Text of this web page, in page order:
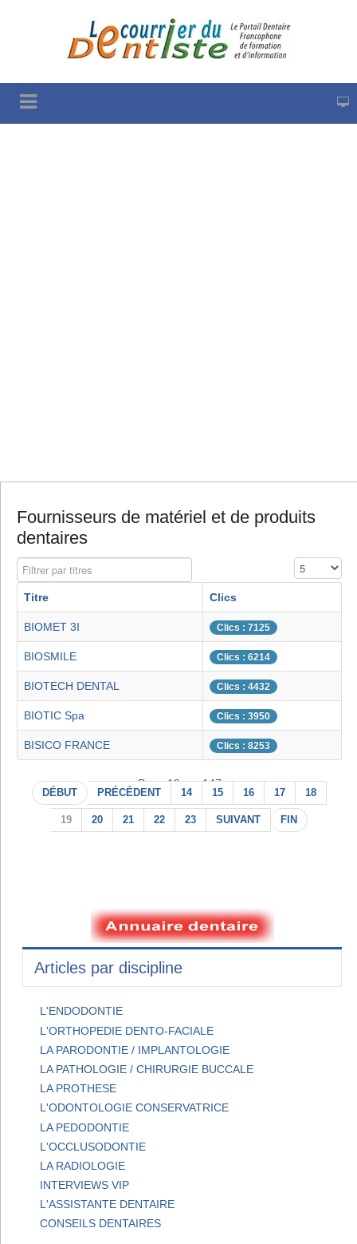
Fournisseurs de matériel et de produits
dentaires
Filtrer par titres Affichage #
Titre Clics
BIOMET 3I Clics : 7125
BIOSMILE Clics : 6214
BIOTECH DENTAL Clics : 4432
BIOTIC Spa Clics : 3950
BISICO FRANCE Clics : 8253
Page 19 sur 147
DÉBUT PRÉCÉDENT 14 15 16 17 18
19 20 21 22 23 SUIVANT FIN
Articles par discipline
L'ENDODONTIE
L'ORTHOPEDIE DENTO-FACIALE
LA PARODONTIE / IMPLANTOLOGIE
LA PATHOLOGIE / CHIRURGIE BUCCALE
LA PROTHESE
L'ODONTOLOGIE CONSERVATRICE
LA PEDODONTIE
L'OCCLUSODONTIE
LA RADIOLOGIE
INTERVIEWS VIP
L'ASSISTANTE DENTAIRE
CONSEILS DENTAIRES